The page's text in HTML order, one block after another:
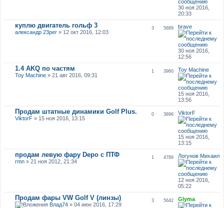
30 ноя 2016,
20:33
куплю двигатель гольф 3
александр 23рег» 12 окт 2016, 12:03
3 5689 brave
30 ноя 2016,
12:56
1.4 AKQ по частям
Toy Machine» 21 авг 2016, 09:31
1 3960 Toy Machine
15 ноя 2016,
13:56
Продам штатные динамики Golf Plus.
ViktorF» 15 ноя 2016, 13:15
0 3896 ViktorF
15 ноя 2016,
13:15
продам левую фару Depo с ПТФ
rmn» 21 ноя 2012, 21:34
1 4789 Логунов Михаил
12 ноя 2016,
05:22
Продам фары VW Golf V (линзы)
Влад74» 04 июн 2016, 17:29
3 5642 Glyma